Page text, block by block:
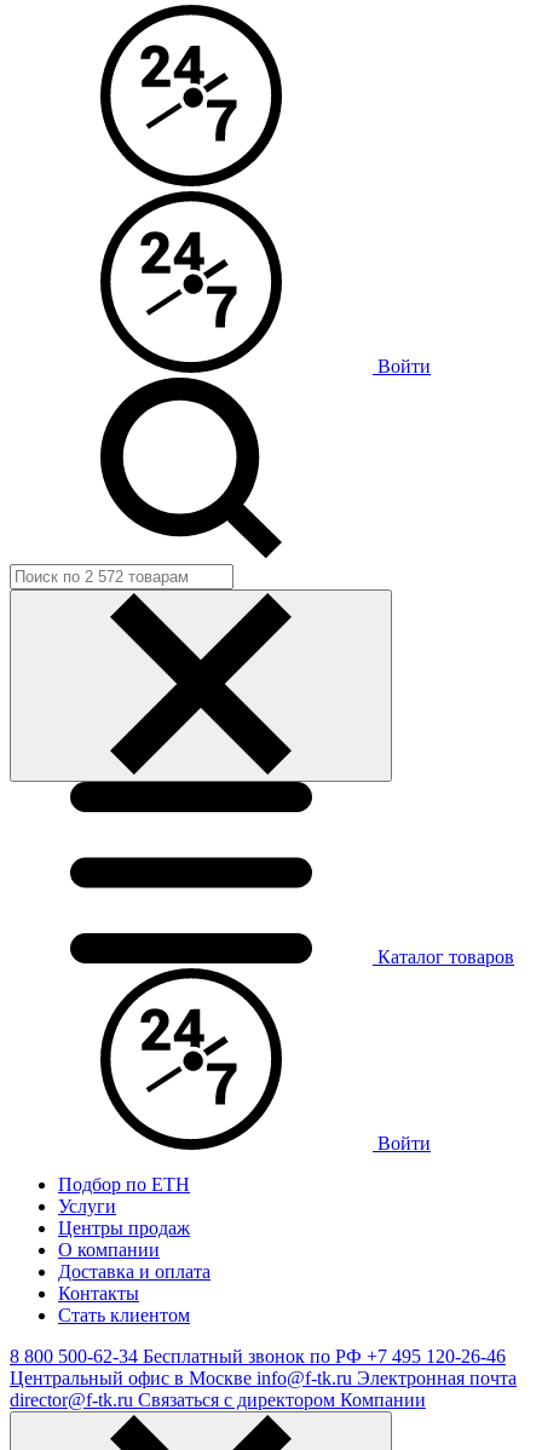
Войти
Каталог товаров
Войти
Подбор по ЕТН
Услуги
Центры продаж
О компании
Доставка и оплата
Контакты
Стать клиентом
8 800 500-62-34 Бесплатный звонок по РФ +7 495 120-26-46
Центральный офис в Москве info@f-tk.ru Электронная почта
director@f-tk.ru Связаться с директором Компании